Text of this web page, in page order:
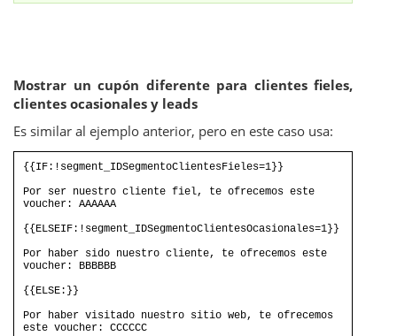
Mostrar un cupón diferente para clientes fieles,
clientes ocasionales y leads
Es similar al ejemplo anterior, pero en este caso usa:
{{IF:!segment_IDSegmentoClientesFieles=1}}
Por ser nuestro cliente fiel, te ofrecemos este
voucher: AAAAAA
{{ELSEIF:!segment_IDSegmentoClientesOcasionales=1}}
Por haber sido nuestro cliente, te ofrecemos este
voucher: BBBBBB
{{ELSE:}}
Por haber visitado nuestro sitio web, te ofrecemos
este voucher: CCCCCC